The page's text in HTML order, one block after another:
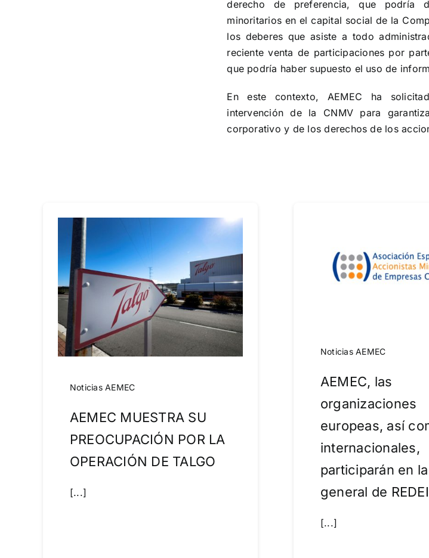
derecho de preferencia, que podría
minoritarios en el capital social de la
los deberes que asiste a todo
reciente venta de participaciones por
que podría haber supuesto el uso de
En este contexto, AEMEC ha
intervención de la CNMV para
corporativo y de los derechos de los
Noticias AEMEC
AEMEC MUESTRA SU
PREOCUPACIÓN POR LA
OPERACIÓN DE TALGO
[...]
Noticias AEMEC
AEMEC, las
organizaciones
europeas, así
internacionales,
participarán en
general de
[...]